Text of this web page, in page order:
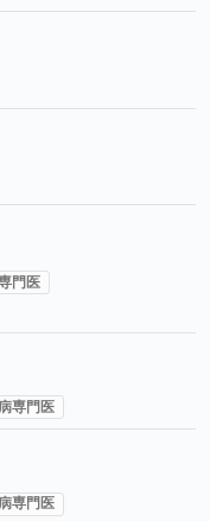
ション・タイプ投票数
門医
専門医
専門医